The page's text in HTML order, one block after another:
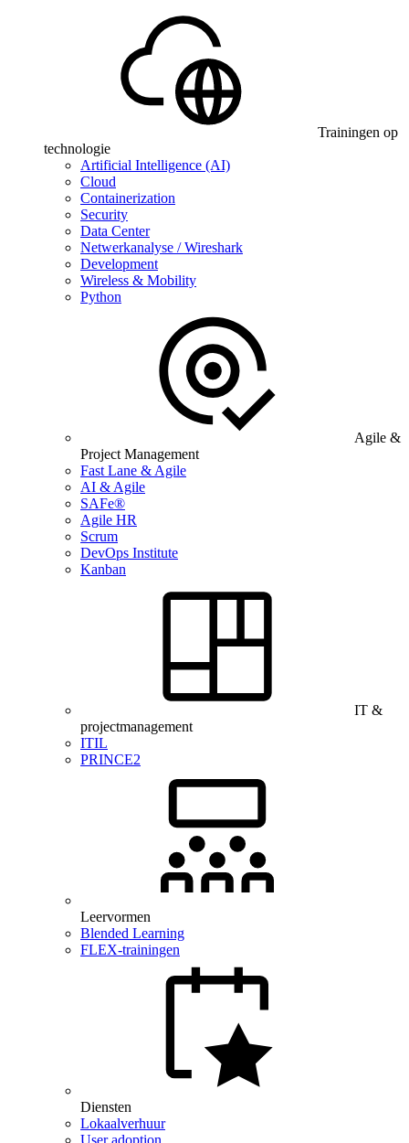
Trainingen op
technologie
Artificial Intelligence (AI)
Cloud
Containerization
Security
Data Center
Netwerkanalyse / Wireshark
Development
Wireless & Mobility
Python
Agile &
Project Management
Fast Lane & Agile
AI & Agile
SAFe®
Agile HR
Scrum
DevOps Institute
Kanban
IT &
projectmanagement
ITIL
PRINCE2
Leervormen
Blended Learning
FLEX-trainingen
Diensten
Lokaalverhuur
User adoption